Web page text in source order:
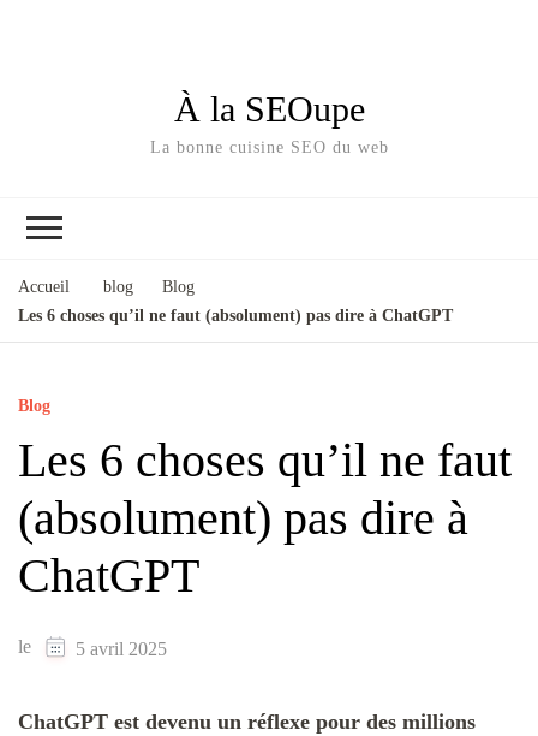
À la SEOupe
La bonne cuisine SEO du web
Accueil blog
Blog
Les 6 choses qu’il ne faut (absolument) pas dire à ChatGPT
Blog
Les 6 choses qu’il ne faut
(absolument) pas dire à
ChatGPT
le 5 avril 2025
ChatGPT est devenu un réflexe pour des millions